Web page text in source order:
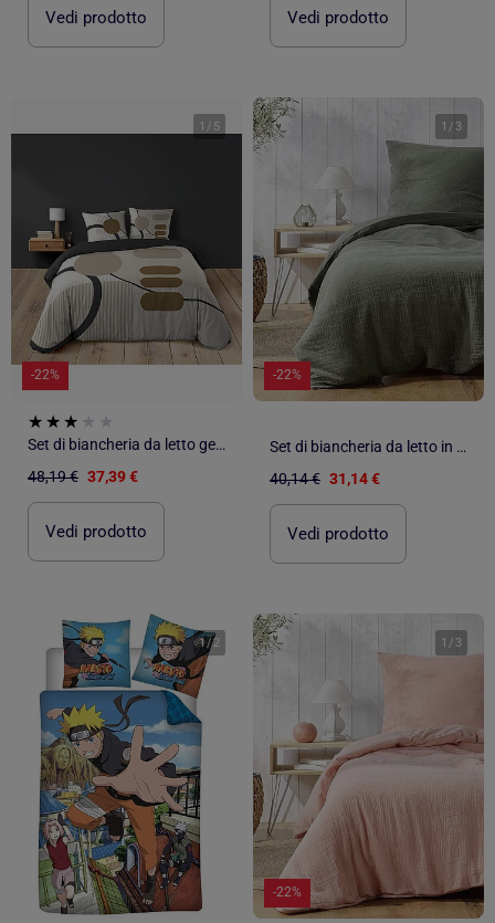
Vedi prodotto Vedi prodotto
1 / 5
-22%
Set di biancheria da letto geometrica in cotone stampato su due lati
48,19 € 37,39 €
Vedi prodotto
1 / 3
-22%
Set di biancheria da letto in garza di cotone
40,14 € 31,14 €
Vedi prodotto
1/2 1 / 3
-22%